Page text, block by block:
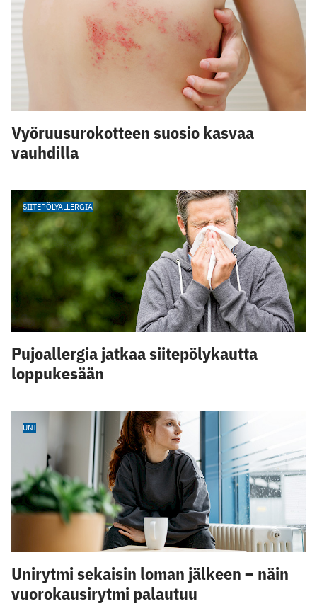
Vyöruusurokotteen suosio kasvaa
vauhdilla
SIITEPÖLYALLERGIA
Pujoallergia jatkaa siitepölykautta
loppukesään
UNI
Unirytmi sekaisin loman jälkeen – näin
vuorokausirytmi palautuu